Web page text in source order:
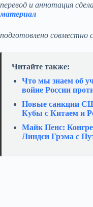
перевод и аннотация
материал
подготовлено совместно с
Читайте также:
Что мы знаем об
войне России
Новые санкции
Кубы с Китаем и
Майк Пенс:
Линдси Грэма с